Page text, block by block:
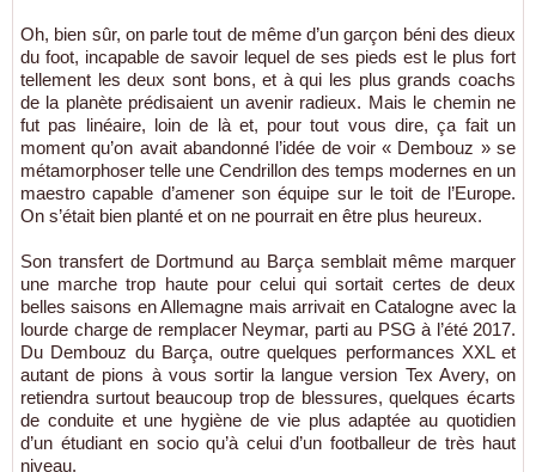
Oh, bien sûr, on parle tout de même d’un garçon béni des dieux
du foot, incapable de savoir lequel de ses pieds est le plus fort
tellement les deux sont bons, et à qui les plus grands coachs
de la planète prédisaient un avenir radieux. Mais le chemin ne
fut pas linéaire, loin de là et, pour tout vous dire, ça fait un
moment qu’on avait abandonné l’idée de voir « Dembouz » se
métamorphoser telle une Cendrillon des temps modernes en un
maestro capable d’amener son équipe sur le toit de l’Europe.
On s’était bien planté et on ne pourrait en être plus heureux.
Son transfert de Dortmund au Barça semblait même marquer
une marche trop haute pour celui qui sortait certes de deux
belles saisons en Allemagne mais arrivait en Catalogne avec la
lourde charge de remplacer Neymar, parti au PSG à l’été 2017.
Du Dembouz du Barça, outre quelques performances XXL et
autant de pions à vous sortir la langue version Tex Avery, on
retiendra surtout beaucoup trop de blessures, quelques écarts
de conduite et une hygiène de vie plus adaptée au quotidien
d’un étudiant en socio qu’à celui d’un footballeur de très haut
niveau.